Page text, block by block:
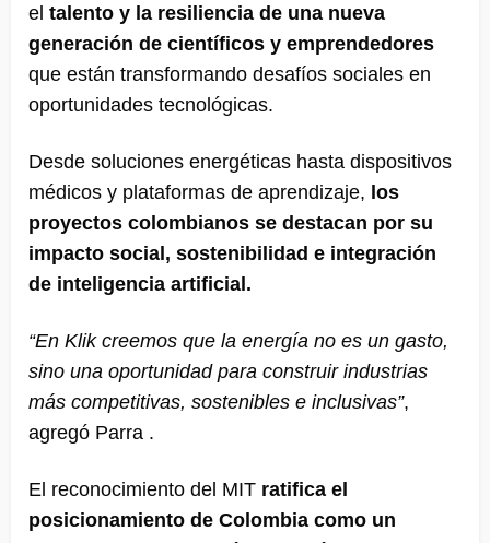
el talento y la resiliencia de una nueva
generación de científicos y emprendedores
que están transformando desafíos sociales en
oportunidades tecnológicas.
Desde soluciones energéticas hasta dispositivos
médicos y plataformas de aprendizaje, los
proyectos colombianos se destacan por su
impacto social, sostenibilidad e integración
de inteligencia artificial.
“En Klik creemos que la energía no es un gasto,
sino una oportunidad para construir industrias
más competitivas, sostenibles e inclusivas”,
agregó Parra .
El reconocimiento del MIT ratifica el
posicionamiento de Colombia como un